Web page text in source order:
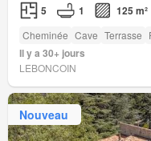
5 1 125 m²
Cheminée Cave Terrasse
Il y a 30+ jours
LEBONCOIN
Nouveau